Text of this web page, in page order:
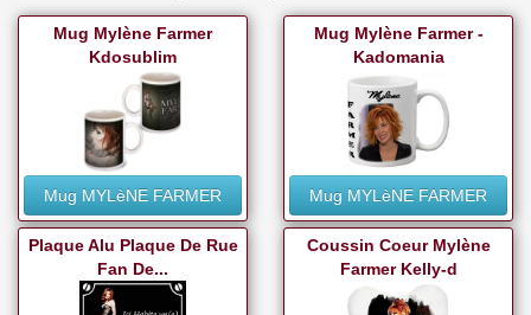
Mug Mylène Farmer
Kdosublim
Mug MYLèNE FARMER
Mug Mylène Farmer -
Kadomania
Mug MYLèNE FARMER
Plaque Alu Plaque De Rue
Fan De...
Coussin Coeur Mylène
Farmer Kelly-d